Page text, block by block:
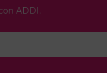
ADDI.